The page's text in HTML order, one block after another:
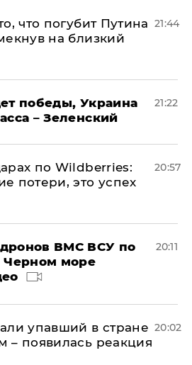
что погубит Путина
на близкий
21:44
победы, Украина
– Зеленский
21:22
по Wildberries:
потери, это успех
20:57
ВМС ВСУ по
Черном море
20:11
упавший в стране
– появилась реакция
20:02